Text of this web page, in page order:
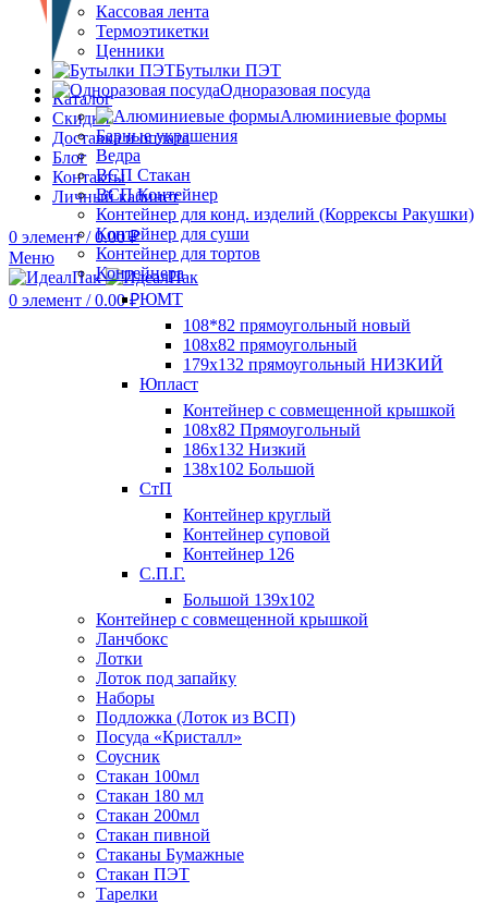
Каталог
Скидки
Доставка и оплата
Блог
Контакты
Личный кабинет
0 элемент / 0.00₽
Меню
0 элемент / 0.00₽
Кассовая лента
Термоэтикетки
Ценники
Бутылки ПЭТ
Одноразовая посуда
Алюминиевые формы
Барные украшения
Ведра
ВСП Стакан
ВСП Контейнер
Контейнер для конд. изделий (Коррексы Ракушки)
Контейнер для суши
Контейнер для тортов
Контейнера
ЮМТ
108*82 прямоугольный новый
108х82 прямоугольный
179х132 прямоугольный НИЗКИЙ
Юпласт
Контейнер с совмещенной крышкой
108х82 Прямоугольный
186х132 Низкий
138х102 Большой
СтП
Контейнер круглый
Контейнер суповой
Контейнер 126
С.П.Г.
Большой 139х102
Контейнер с совмещенной крышкой
Ланчбокс
Лотки
Лоток под запайку
Наборы
Подложка (Лоток из ВСП)
Посуда «Кристалл»
Соусник
Стакан 100мл
Стакан 180 мл
Стакан 200мл
Стакан пивной
Стаканы Бумажные
Стакан ПЭТ
Тарелки